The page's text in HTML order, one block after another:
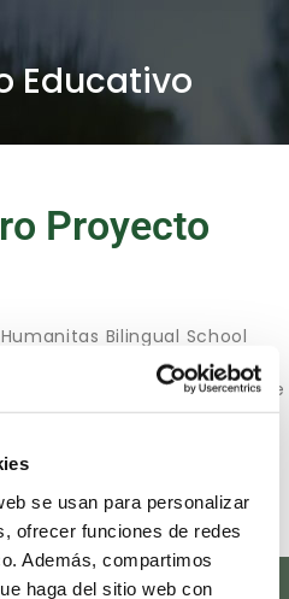
se usan para personalizar
ofrecer funciones de redes
Además, compartimos
haga del sitio web con
Educativo
Proyecto
Bilingual School
ofrecer una formación
académico y personal de
valores como la
y el pensamiento crítico,
para afrontar con éxito los